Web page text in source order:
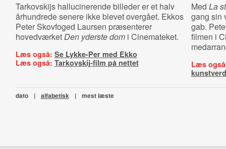
Tarkovskijs hallucinerende billeder er et halv
århundrede senere ikke blevet overgået. Ekkos
Peter Skovfoged Laursen præsenterer
hovedværketDen yderste domi Cinemateket.
Læs også: Se Lykke-Per med Ekko
Læs også: Tarkovskij-film på nettet
Med La
gang sin
gab.
filmen i
Læs
dato | alfabetisk | mest læste